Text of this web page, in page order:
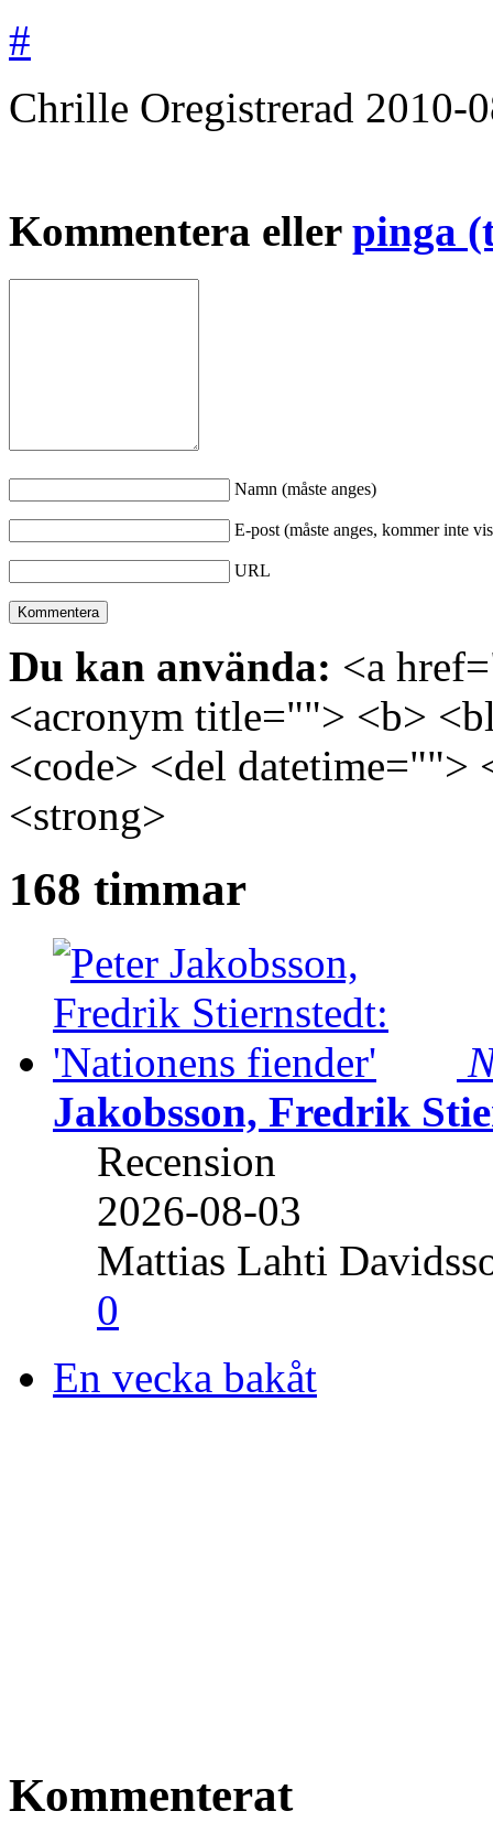
#
Chrille Oregistrerad 2010-
Kommentera eller pinga
Namn (måste anges)
E-post (måste anges, kommer inte
URL
Du kan använda: <a
<acronym title=""> <b>
<code> <del
<strong>
168 timmar
Jakobsson, Fredrik
Recension
2026-08-03
Mattias Lahti
0
En vecka bakåt
Kommenterat